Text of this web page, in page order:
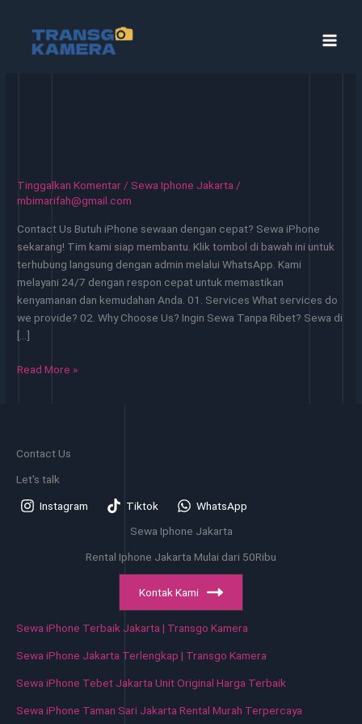
konten
Tinggalkan Komentar / Sewa Iphone Jakarta /
mbimarifah@gmail.com
Contact Us Butuh iPhone sewaan dengan cepat? Sewa iPhone
sekarang! Tim kami siap membantu. Klik tombol di bawah ini untuk
terhubung langsung dengan admin melalui WhatsApp. Kami
melayani 24/7 dengan respon cepat untuk memastikan
kenyamanan dan kemudahan Anda. 01. Services What services do
we provide? 02. Why Choose Us? Ingin Sewa Tanpa Ribet? Sewa di
[…]
Sewa
Baru
Jakarta
Murah
Read More »
Contact Us
Let's talk
Instagram Tiktok
WhatsApp
Sewa Iphone Jakarta
Rental Iphone Jakarta Mulai dari 50Ribu
Kontak Kami
Sewa iPhone Terbaik Jakarta | Transgo Kamera
Sewa iPhone Jakarta Terlengkap | Transgo Kamera
Sewa iPhone Tebet Jakarta Unit Original Harga Terbaik
Sewa iPhone Taman Sari Jakarta Rental Murah Terpercaya